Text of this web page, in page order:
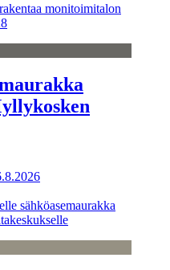
monitoimitalon
sähköasemaurakka